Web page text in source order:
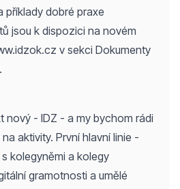
příklady dobré praxe
jsou k dispozici na novém
v sekci Dokumenty
nový - IDZ - a my bychom rádi
aktivity. První hlavní linie -
kolegyněmi a kolegy
gramotnosti a umělé